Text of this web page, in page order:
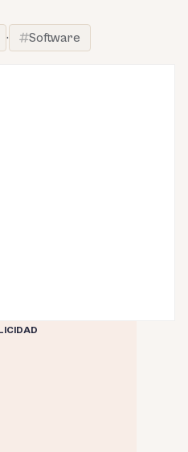
· Software